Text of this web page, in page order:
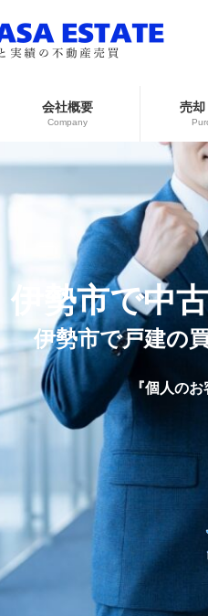
会社概要
Company
売却
伊勢市で中
伊勢市で戸建の
『個人のお